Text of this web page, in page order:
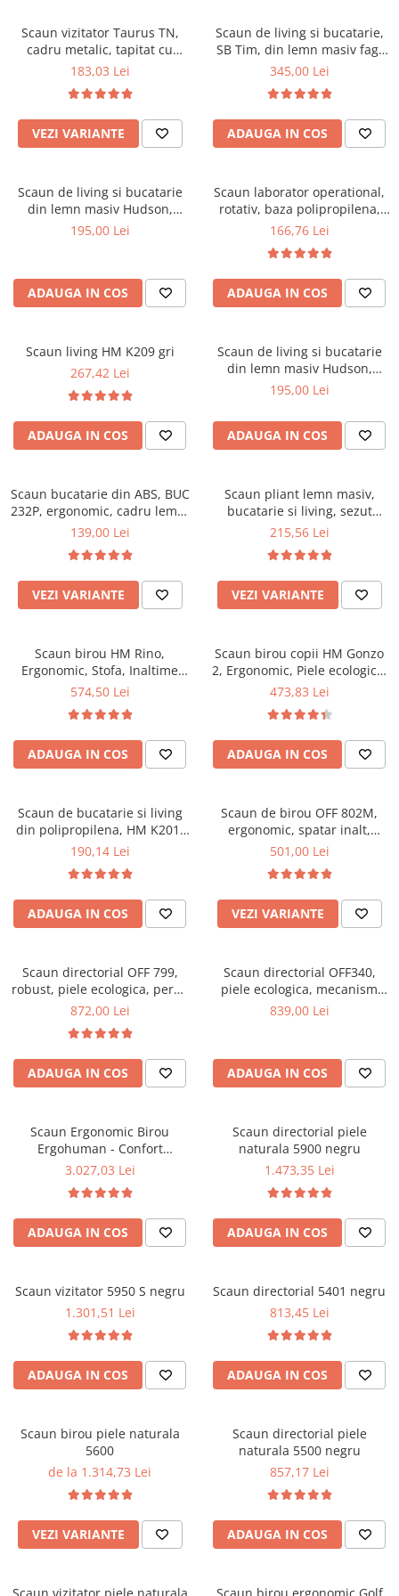
Saltele cu arcuri impachetate
individual
Saltele Memory Pocket
Saltele Memory Foam
Saltele Memory Pocket
Saltele cu plasa arcuri
Saltele cu spuma
Saltele cu spuma poliuretanica
Saltele 140x200
Saltele 180x200
Top saltele
Top saltele 5 cm
Top saltele 10 cm
Top saltele memory 5 cm
Saltele ieftine
Saltele cu plasa de arcuri
Paturi
Seturi de pat si saltea
Masute de toaleta
Mobilier living
Scaune pentru living
Comode living
Set mese plus scaune
Scaune ergonomice
Etajere Birou
Birouri
Scaune pentru birou
Scaune pentru vizitatori
Mobilier bucatarie
Scaune pentru bucatarie
Mobila bucatarie
Seturi mese si scaune bucatarie
Mobilier hol
Mobila hol
Suporturi si rafturi pantofi
Pantofare
Seturi mobilier hol
Stender haine
Suport pentru umerase
Etajere
Cuiere
Mese gradinita
Scaune gradinita
Set mese si scaune gradinita
Mobila camera copii
Saltele patuturi copii
Paturi copii
Masa si scaune gradinita
Seturi comode living si dormitor
Scaune birou
Scaune profesionale
Scaune resigilate
Scaune conferinta
Scaune terasa si outdoor
Scaun vizitator Taurus TN,
cadru metalic, tapitat cu
stofa, stivuibil, 120 kg, negru
183,03 Lei
VEZI VARIANTE
Scaun de living si bucatarie,
SB Tim, din lemn masiv fag,
tapiterie stofa, lacuit, 120 kg,
345,00 Lei
ADAUGA IN COS
Scaun de living si bucatarie
din lemn masiv Hudson,
tapiterie stofa,100 kg,
195,00 Lei
ADAUGA IN COS
Scaun laborator operational,
rotativ, baza polipropilena,
piele ecologica, inaltime
166,76 Lei
ADAUGA IN COS
Scaun living HM K209 gri
267,42 Lei
ADAUGA IN COS
Scaun de living si bucatarie
din lemn masiv Hudson,
tapiterie stofa,100 kg,
195,00 Lei
ADAUGA IN COS
Scaun bucatarie din ABS, BUC
232P, ergonomic, cadru lemn,
100 kg
139,00 Lei
VEZI VARIANTE
Scaun pliant lemn masiv,
bucatarie si living, sezut
tapitat cu piele ecologica, 100
215,56 Lei
VEZI VARIANTE
Scaun birou HM Rino,
Ergonomic, Stofa, Inaltime
reglabila, Mecanism
cm, Gri
574,50 Lei
ADAUGA IN COS
Scaun birou copii HM Gonzo
2, Ergonomic, Piele ecologica,
Inaltime ajustabila, Mecanism
473,83 Lei
ADAUGA IN COS
Scaun de bucatarie si living
din polipropilena, HM K201,
ergonomic, baza lemn masiv,
100 kg, alb
190,14 Lei
ADAUGA IN COS
Scaun de birou OFF 802M,
ergonomic, spatar inalt,
mecanism balans, roti
501,00 Lei
VEZI VARIANTE
Scaun directorial OFF 799,
robust, piele ecologica, perne
duble, baza cromata,
872,00 Lei
ADAUGA IN COS
Scaun directorial OFF340,
piele ecologica, mecanism
balans, robust, rabatabil 180
839,00 Lei
ADAUGA IN COS
Scaun Ergonomic Birou
Ergohuman - Confort
Premium, Reglaje Inteligente
Performanta la Birou
3.027,03 Lei
ADAUGA IN COS
Scaun directorial piele
naturala 5900 negru
1.473,35 Lei
ADAUGA IN COS
Scaun vizitator 5950 S negru
1.301,51 Lei
ADAUGA IN COS
Scaun directorial 5401 negru
813,45 Lei
ADAUGA IN COS
Scaun birou piele naturala
5600
de la 1.314,73 Lei
VEZI VARIANTE
Scaun directorial piele
naturala 5500 negru
857,17 Lei
ADAUGA IN COS